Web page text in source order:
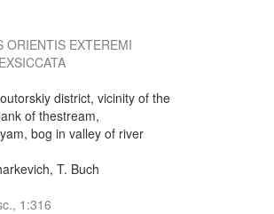
ORIENTIS EXTEREMI
district, vicinity of the
of thestream,
bog in valley of river
T. Buch
1:316